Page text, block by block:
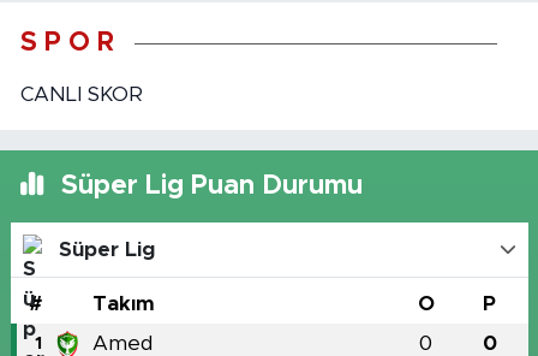
S P O R
CANLI SKOR
Süper Lig Puan Durumu
Süper Lig
# Takım O P
1 Amed 0 0